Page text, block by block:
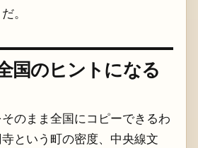
。
国のヒントになる
のまま全国にコピーできるわ
という町の密度、中央線文